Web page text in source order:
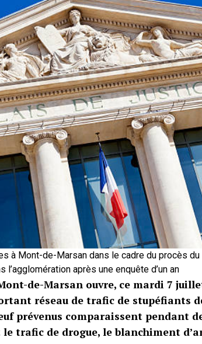
à Mont-de-Marsan dans le cadre du procès
après une enquête d’un an
de-Marsan ouvre, ce mardi 7
réseau de trafic de stupéfiants
prévenus comparaissent pendant
trafic de drogue, le blanchiment